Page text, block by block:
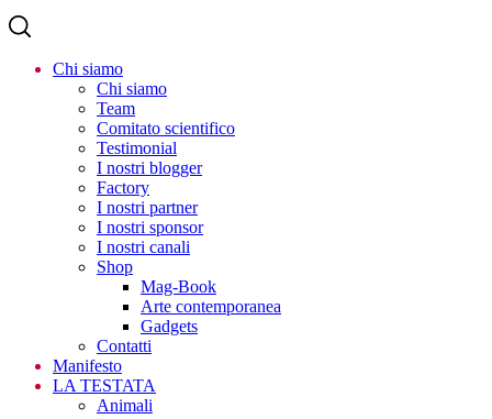
Chi siamo
Chi siamo
Team
Comitato scientifico
Testimonial
I nostri blogger
Factory
I nostri partner
I nostri sponsor
I nostri canali
Shop
Mag-Book
Arte contemporanea
Gadgets
Contatti
Manifesto
LA TESTATA
Animali